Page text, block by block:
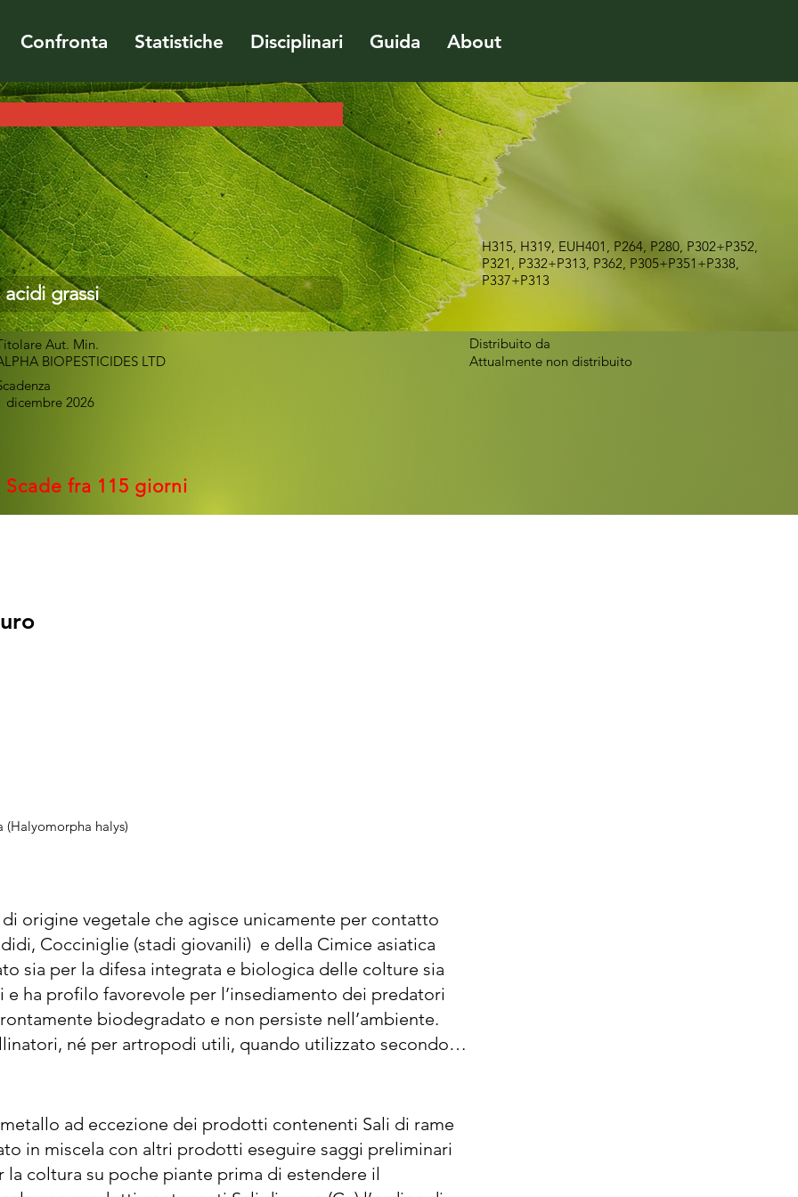
Confronta Statistiche Disciplinari Guida About
H315, H319, EUH401, P264, P280, P302+P352,
P321, P332+P313, P362, P305+P351+P338,
P337+P313
grassi
Aut. Min.
BIOPESTICIDES LTD
dicembre 2026
Scade fra 115 giorni
Distribuito da
Attualmente non distribuito
puro
puro
halys)
origine vegetale che agisce unicamente per contatto
Cocciniglie (stadi giovanili)  e della Cimice asiatica
sia per la difesa integrata e biologica delle colture sia
ha profilo favorevole per l’insediamento dei predatori
biodegradato e non persiste nell’ambiente.
né per artropodi utili, quando utilizzato secondo
fogliari contro le melate e i residui organici prodotti dai
e fumaggini. Trattare a inizio infestazione, su uova e
hl, utilizzando un volume di 5-20 hl/ha di acqua.
raggiungere la totale copertura delle colture trattate
ad eccezione dei prodotti contenenti Sali di rame
in miscela con altri prodotti eseguire saggi preliminari
coltura su poche piante prima di estendere il